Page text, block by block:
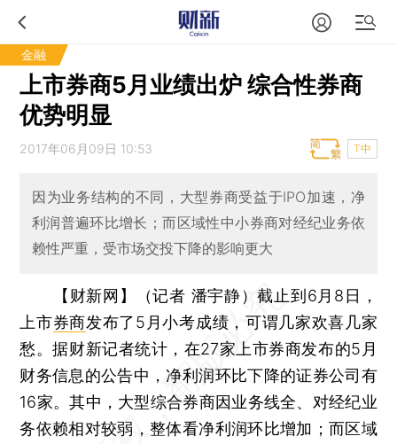
金融
上市券商5月业绩出炉 综合性券商
优势明显
2017年06月09日 10:53 T中
因为业务结构的不同，大型券商受益于IPO加速，净
利润普遍环比增长；而区域性中小券商对经纪业务依
赖性严重，受市场交投下降的影响更大
【财新网】（记者 潘宇静）截止到6月8日，
上市券商发布了5月小考成绩，可谓几家欢喜几家
愁。据财新记者统计，在27家上市券商发布的5月
财务信息的公告中，净利润环比下降的证券公司有
16家。其中，大型综合券商因业务线全、对经纪业
务依赖相对较弱，整体看净利润环比增加；而区域